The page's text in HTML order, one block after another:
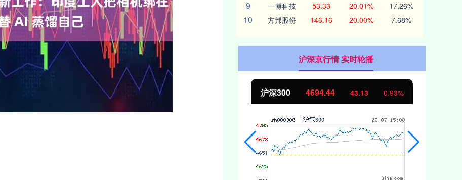
9 一博科技 53.33 20.01% 17.26%
10 方邦股份 146.16 20.00% 7.68%
沪深京行情 实时轮播
1.42% 沪深300 0.93% 北证50 1134.24